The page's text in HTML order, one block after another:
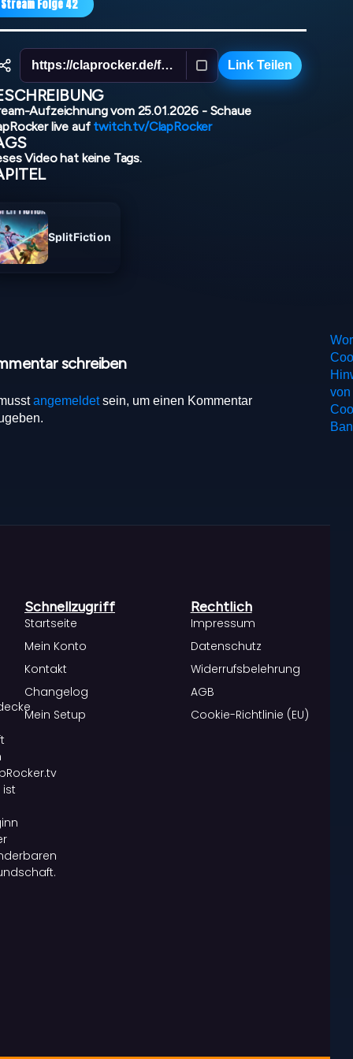
Stream Folge 42
https://claprocker.de/folge42/ Link Teilen
Aufzeichnung vom 25.01.2026 - Schaue
live auf twitch.tv/ClapRocker
Video hat keine Tags.
SplitFiction
schreiben
angemeldetsein, um einen Kommentar
ist
Schnellzugriff
Startseite
Mein Konto
Kontakt
Changelog
Mein Setup
Rechtlich
Impressum
Datenschutz
Widerrufsbelehrung
AGB
Cookie-Richtlinie (EU)
von